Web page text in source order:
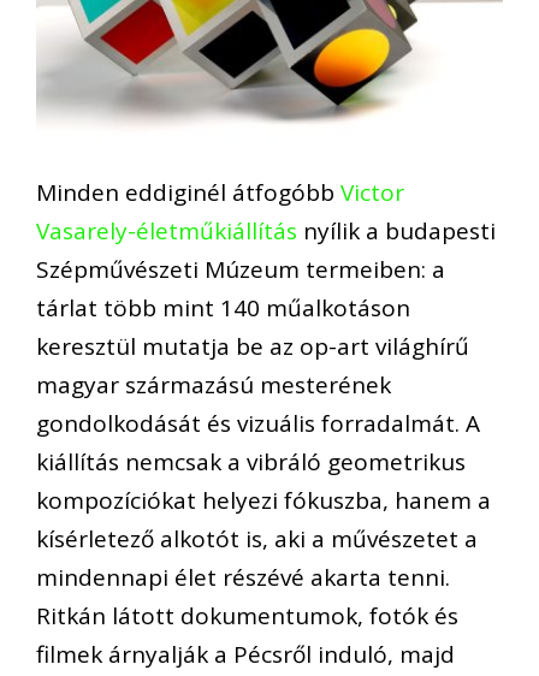
Minden eddiginél átfogóbb Victor
Vasarely-életműkiállítás nyílik a budapesti
Szépművészeti Múzeum termeiben: a
tárlat több mint 140 műalkotáson
keresztül mutatja be az op-art világhírű
magyar származású mesterének
gondolkodását és vizuális forradalmát. A
kiállítás nemcsak a vibráló geometrikus
kompozíciókat helyezi fókuszba, hanem a
kísérletező alkotót is, aki a művészetet a
mindennapi élet részévé akarta tenni.
Ritkán látott dokumentumok, fotók és
filmek árnyalják a Pécsről induló, majd